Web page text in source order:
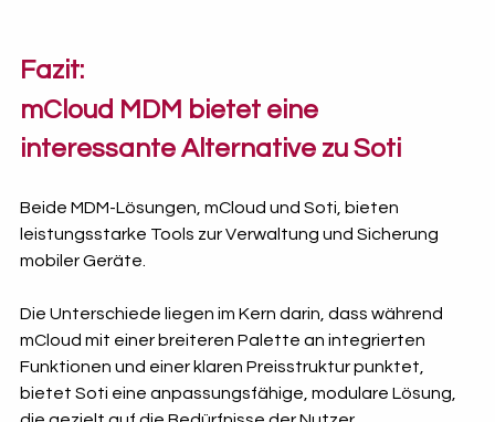
Fazit:
mCloud MDM bietet eine
interessante Alternative zu Soti
Beide MDM-Lösungen, mCloud und Soti, bieten
leistungsstarke Tools zur Verwaltung und Sicherung
mobiler Geräte.
Die Unterschiede liegen im Kern darin, dass während
mCloud mit einer breiteren Palette an integrierten
Funktionen und einer klaren Preisstruktur punktet,
bietet Soti eine anpassungsfähige, modulare Lösung,